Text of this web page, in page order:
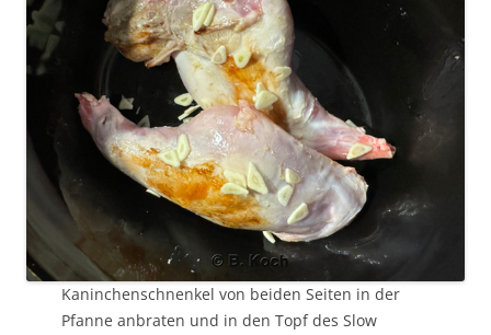
Kaninchenschnenkel von beiden Seiten in der
Pfanne anbraten und in den Topf des Slow